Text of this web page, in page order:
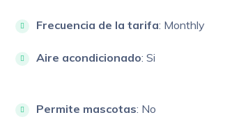
Frecuencia de la tarifa: Monthly
Aire acondicionado: Si
Permite mascotas: No